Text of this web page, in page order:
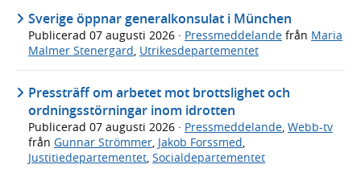
Sverige öppnar generalkonsulat i München
Publicerad 07 augusti 2026 · Pressmeddelande från Maria
Malmer Stenergard, Utrikesdepartementet
Pressträff om arbetet mot brottslighet och
ordningsstörningar inom idrotten
Publicerad 07 augusti 2026 · Pressmeddelande Webb-tv
från Gunnar Strömmer Jakob Forssmed
Justitiedepartementet Socialdepartementet